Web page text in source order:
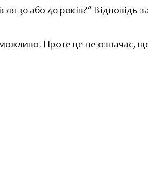
30 або 40 років?” Відповідь
Проте це не означає,